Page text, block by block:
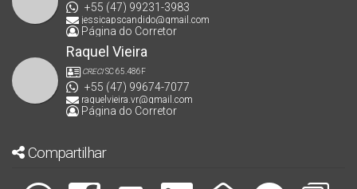
+55 (47) 99231-3983
jessicapscandido@gmail.com
Página do Corretor
Raquel Vieira
CRECISC 65.486F
+55 (47) 99674-7077
raquelvieira.vr@gmail.com
Página do Corretor
Compartilhar